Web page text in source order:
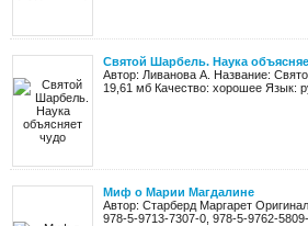
Святой Шарбель. Наука
Автор: Ливанова А. Название:
19,61 мб Качество: хорошее Язык:
Миф о Марии Магдалине
Автор: Старберд Маргарет
978-5-9713-7307-0, 978-5-9762-